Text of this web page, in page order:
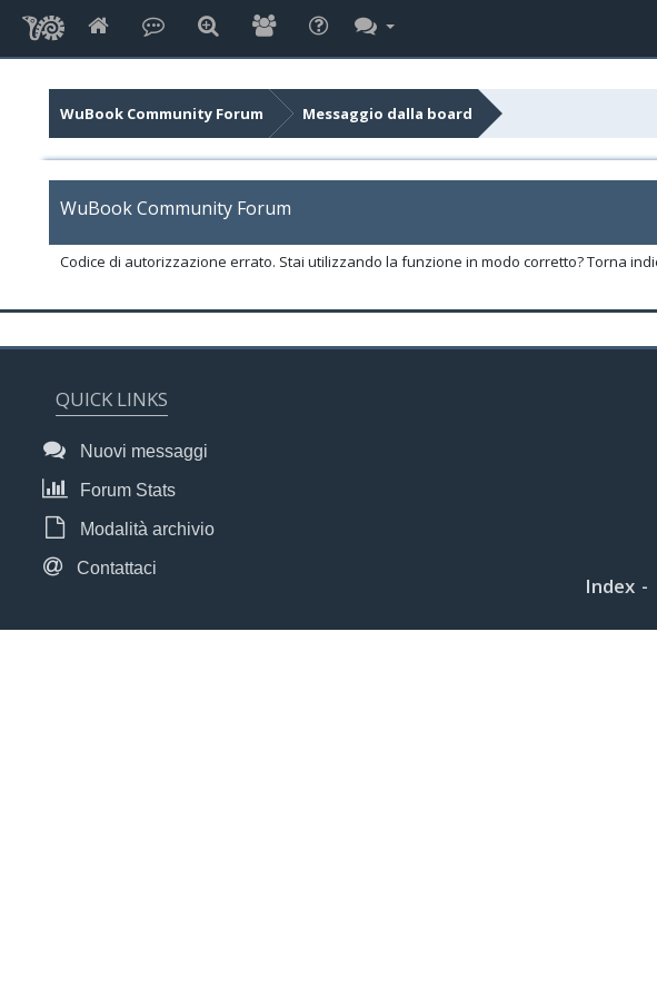
WuBook Community Forum Messaggio dalla board
WuBook Community Forum
Codice di autorizzazione errato. Stai utilizzando la funzione in modo corretto? Torna
QUICK LINKS
Nuovi messaggi
Forum Stats
Modalità archivio
Contattaci
Index